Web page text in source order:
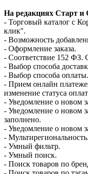
На редакциях Старт и
- Торговый каталог с
клик".
- Возможность
- Оформление заказа.
- Соответствие 152 ФЗ.
- Выбор способа
- Выбор способа оплаты.
- Прием онлайн
изменение статуса
- Уведомление о новом
- Уведомление о новом
заполнено.
- Уведомление о новом
- Мультирегиональность.
- Умный фильтр.
- Умный поиск.
- Поиск товаров по